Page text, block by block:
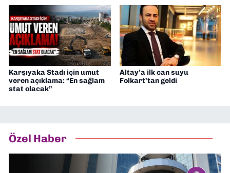
Karşıyaka Stadı için umut
veren açıklama: “En sağlam
stat olacak”
Altay’a ilk can suyu
Folkart’tan geldi
Özel Haber